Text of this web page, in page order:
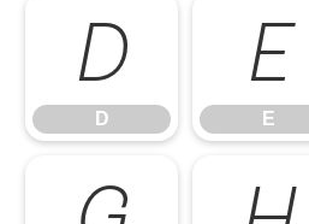
D
D
E
E